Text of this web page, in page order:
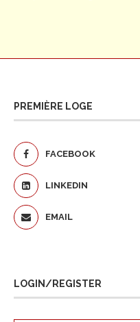
PREMIÈRE LOGE
FACEBOOK
LINKEDIN
EMAIL
LOGIN/REGISTER